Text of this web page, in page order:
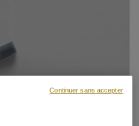
Continuer sans accepter